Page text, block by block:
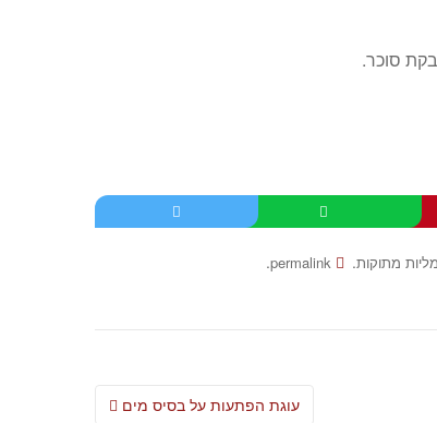
מתוקות.
permalink
.
Post
עוגת הפתעות על בסיס מים